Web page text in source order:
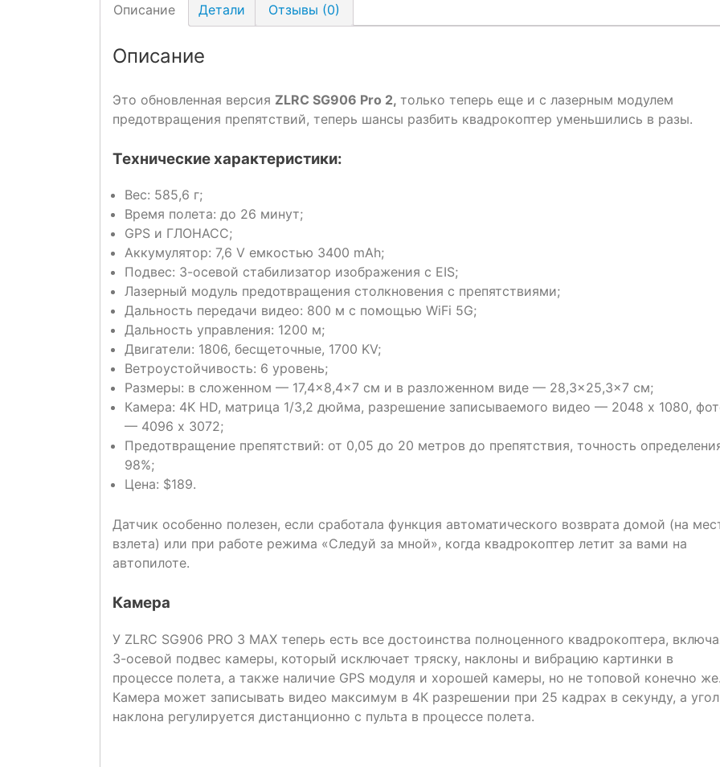
Описание Детали Отзывы (0)
Описание
Это обновленная версия ZLRC SG906 Pro 2, только теперь еще и с лазерным модулем
предотвращения препятствий, теперь шансы разбить квадрокоптер уменьшились в разы.
Технические характеристики:
Вес: 585,6 г;
Время полета: до 26 минут;
GPS и ГЛОНАСС;
Аккумулятор: 7,6 V емкостью 3400 mAh;
Подвес: 3-осевой стабилизатор изображения с EIS;
Лазерный модуль предотвращения столкновения с препятствиями;
Дальность передачи видео: 800 м с помощью WiFi 5G;
Дальность управления: 1200 м;
Двигатели: 1806, бесщеточные, 1700 KV;
Ветроустойчивость: 6 уровень;
Размеры: в сложенном — 17,4×8,4×7 см и в разложенном виде — 28,3×25,3×7 см;
Камера: 4K HD, матрица 1/3,2 дюйма, разрешение записываемого видео — 2048 х 1080,
— 4096 х 3072;
Предотвращение препятствий: от 0,05 до 20 метров до препятствия, точность
98%;
Цена: $189.
Датчик особенно полезен, если сработала функция автоматического возврата домой (на
взлета) или при работе режима «Следуй за мной», когда квадрокоптер летит за вами на
автопилоте.
Камера
У ZLRC SG906 PRO 3 MAX теперь есть все достоинства полноценного квадрокоптера,
3-осевой подвес камеры, который исключает тряску, наклоны и вибрацию картинки в
процессе полета, а также наличие GPS модуля и хорошей камеры, но не топовой конечно же.
Камера может записывать видео максимум в 4К разрешении при 25 кадрах в секунду, а угол
наклона регулируется дистанционно с пульта в процессе полета.